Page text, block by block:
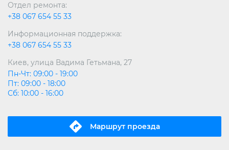
Отдел ремонта:
+38 067 654 55 33
Информационная поддержка:
+38 067 654 55 33
Киев, улица Вадима Гетьмана, 27
Пн-Чт: 09:00 - 19:00
Пт: 09:00 - 18:00
Сб: 10:00 - 16:00
Маршрут проeзда